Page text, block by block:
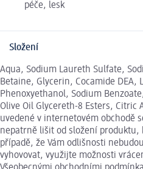
péče, lesk
Složení
Aqua, Sodium Laureth Sulfate,
Betaine, Glycerin, Cocamide DEA,
Phenoxyethanol, Sodium
Olive Oil Glycereth-8 Esters, Citric
uvedené v internetovém obchodě
nepatrně lišit od složení produktu,
případě, že Vám odlišnosti
vyhovovat, využijte možnosti